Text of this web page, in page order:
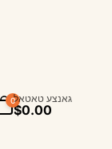
0
אייטעמס
גאנצע טאטאל
$0.00